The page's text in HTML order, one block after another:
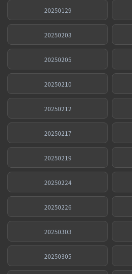
20250129
20250203
20250205
20250210
20250212
20250217
20250219
20250224
20250226
20250303
20250305